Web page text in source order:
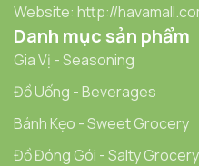
Website: http://
Danh mục sản phẩm
Gia Vị - Seasoning
Đồ Uống - Beverages
Bánh Kẹo - Sweet Grocery
Đồ Đóng Gói - Salty Grocery